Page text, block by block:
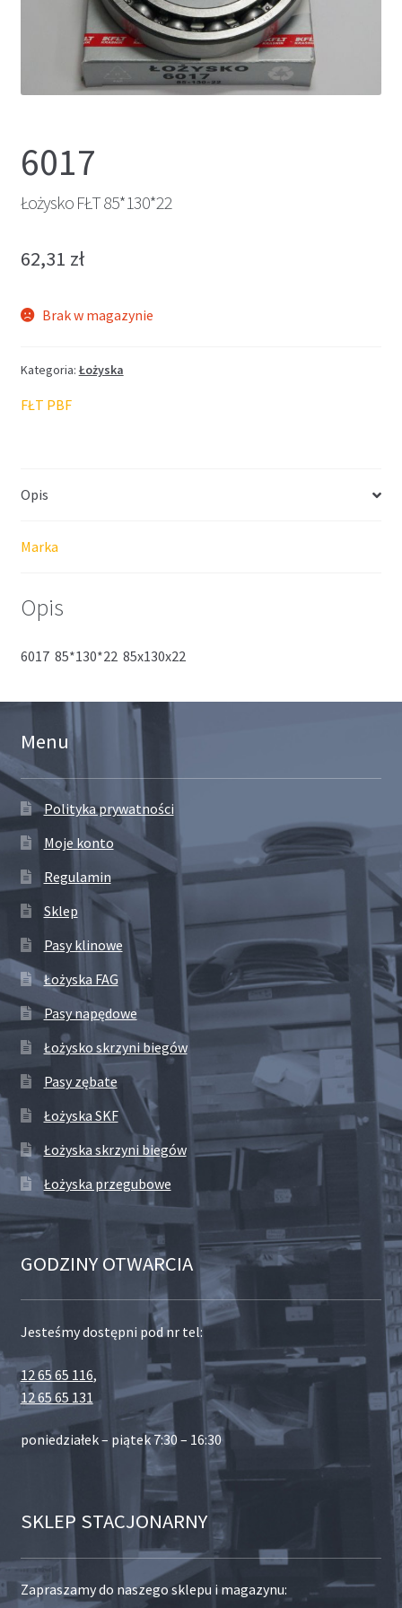
6017
Łożysko FŁT 85*130*22
62,31 zł
Brak w magazynie
Kategoria: Łożyska
FŁT PBF
Opis
Marka
Opis
6017 85*130*22 85x130x22
Menu
Polityka prywatności
Moje konto
Regulamin
Sklep
Pasy klinowe
Łożyska FAG
Pasy napędowe
Łożysko skrzyni biegów
Pasy zębate
Łożyska SKF
Łożyska skrzyni biegów
Łożyska przegubowe
GODZINY OTWARCIA
Jesteśmy dostępni pod nr tel:
12 65 65 116,
12 65 65 131
poniedziałek – piątek 7:30 – 16:30
SKLEP STACJONARNY
Zapraszamy do naszego sklepu i magazynu: